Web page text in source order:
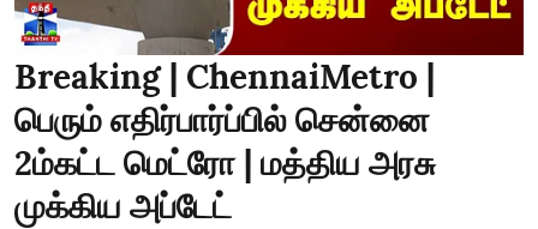
Breaking | ChennaiMetro |
பெரும் எதிர்பார்ப்பில் சென்னை
2ம்கட்ட மெட்ரோ | மத்திய அரசு
முக்கிய அப்டேட்